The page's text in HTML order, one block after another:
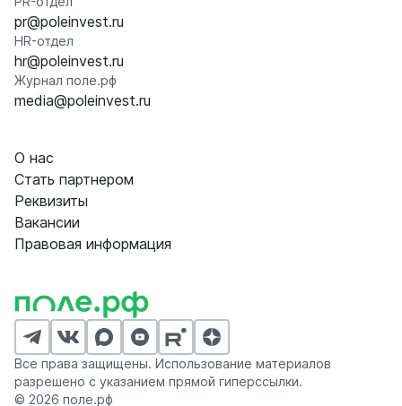
pr@poleinvest.ru
HR-отдел
hr@poleinvest.ru
Журнал поле.рф
media@poleinvest.ru
О нас
Стать партнером
Реквизиты
Вакансии
Правовая информация
Все права защищены. Использование материалов
разрешено с указанием прямой гиперссылки.
© 2026 поле.рф